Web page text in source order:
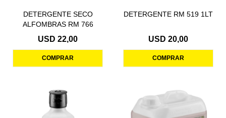
DETERGENTE SECO
ALFOMBRAS RM 766
USD 22,00
DETERGENTE RM 519 1LT
USD 20,00